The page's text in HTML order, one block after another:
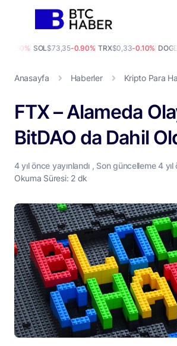
-1.50% SOL$73,35-0.90% TRX$0,33-0.10% DOGE
Anasayfa Haberler Kripto Para
FTX – Alameda
BitDAO da Dahil
4 yılönce yayınlandı , Son güncelleme4 yıl
Okuma Süresi: 2 dk